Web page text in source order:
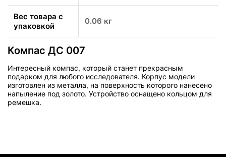
Вес товара с
упаковкой
0.06 кг
Компас ДС 007
Интересный компас, который станет прекрасным
подарком для любого исследователя. Корпус модели
изготовлен из металла, на поверхность которого нанесено
напыление под золото. Устройство оснащено кольцом для
ремешка.